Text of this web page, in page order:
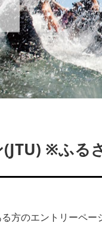
※ふる
方のエントリーペー